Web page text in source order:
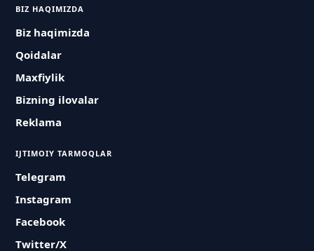
BIZ HAQIMIZDA
Biz haqimizda
Qoidalar
Maxfiylik
Bizning ilovalar
Reklama
IJTIMOIY TARMOQLAR
Telegram
Instagram
Facebook
Twitter/X